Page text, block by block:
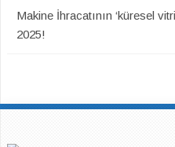
Makine İhracatının ‘küresel
2025!